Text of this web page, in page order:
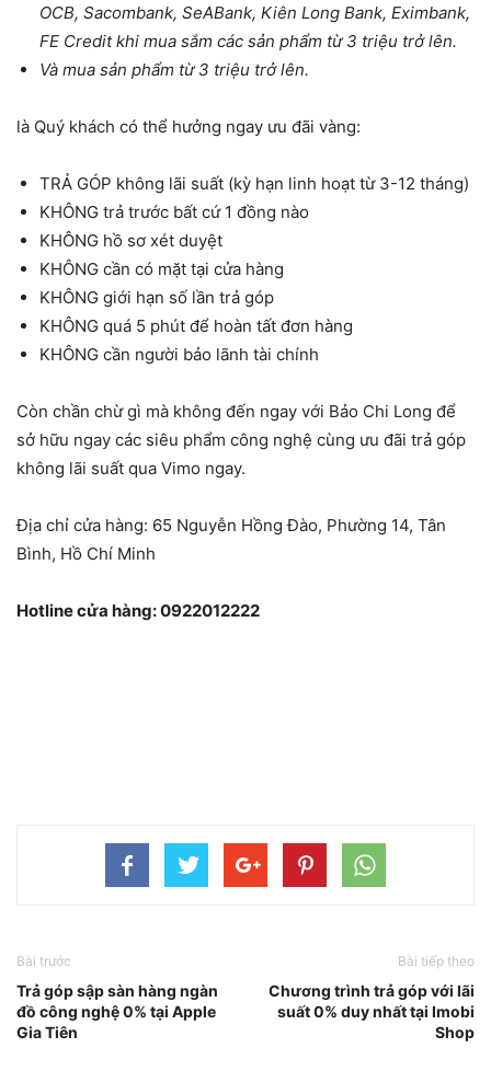
OCB, Sacombank, SeABank, Kiên Long Bank, Eximbank,
FE Credit khi mua sắm các sản phẩm từ 3 triệu trở lên.
Và mua sản phẩm từ 3 triệu trở lên.
là Quý khách có thể hưởng ngay ưu đãi vàng:
TRẢ GÓP không lãi suất (kỳ hạn linh hoạt từ 3-12 tháng)
KHÔNG trả trước bất cứ 1 đồng nào
KHÔNG hồ sơ xét duyệt
KHÔNG cần có mặt tại cửa hàng
KHÔNG giới hạn số lần trả góp
KHÔNG quá 5 phút để hoàn tất đơn hàng
KHÔNG cần người bảo lãnh tài chính
Còn chần chừ gì mà không đến ngay với Bảo Chi Long để
sở hữu ngay các siêu phẩm công nghệ cùng ưu đãi trả góp
không lãi suất qua Vimo ngay.
Địa chỉ cửa hàng: 65 Nguyễn Hồng Đào, Phường 14, Tân
Bình, Hồ Chí Minh
Hotline cửa hàng:0922012222
Bài trước
Trả góp sập sàn hàng ngàn
đồ công nghệ 0% tại Apple
Gia Tiên
Bài tiếp theo
Chương trình trả góp với lãi
suất 0% duy nhất tại Imobi
Shop